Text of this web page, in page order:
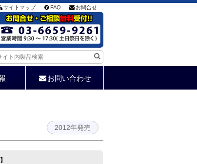
サイトマップ FAQ お問合せ
お問い合わせ
2012年発売